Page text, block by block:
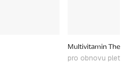
Multivitamin
pro obnovu pleti